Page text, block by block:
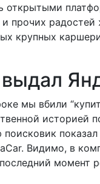
открытыми
прочих
крупных
мы вбили
историей
Видимо, в
момент